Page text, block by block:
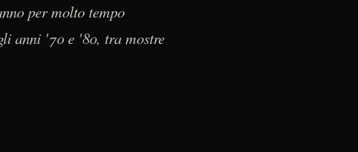
per molto tempo
anni '70 e '80, tra mostre